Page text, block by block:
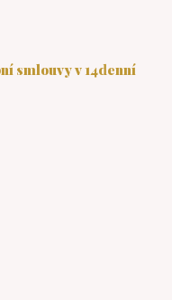
smlouvy v 14denní